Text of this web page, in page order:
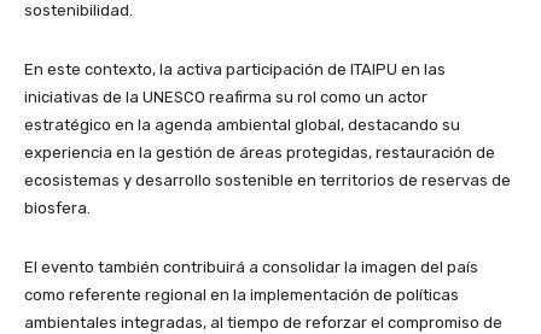
sostenibilidad.
En este contexto, la activa participación de ITAIPU en las
iniciativas de la UNESCO reafirma su rol como un actor
estratégico en la agenda ambiental global, destacando su
experiencia en la gestión de áreas protegidas, restauración de
ecosistemas y desarrollo sostenible en territorios de reservas de
biosfera.
El evento también contribuirá a consolidar la imagen del país
como referente regional en la implementación de políticas
ambientales integradas, al tiempo de reforzar el compromiso de